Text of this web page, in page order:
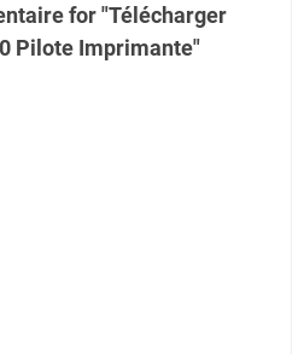
for "Télécharger
Pilote Imprimante"